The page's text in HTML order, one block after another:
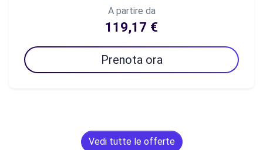
A partire da
119,17 €
Prenota ora
Vedi tutte le offerte